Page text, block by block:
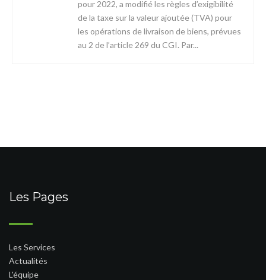
pour 2022, a modifié les règles d’exigibilité
de la taxe sur la valeur ajoutée (TVA) pour
les opérations de livraison de biens, prévues
au 2 de l’article 269 du CGI. Par...
Les Pages
Les Services
Actualités
L'équipe